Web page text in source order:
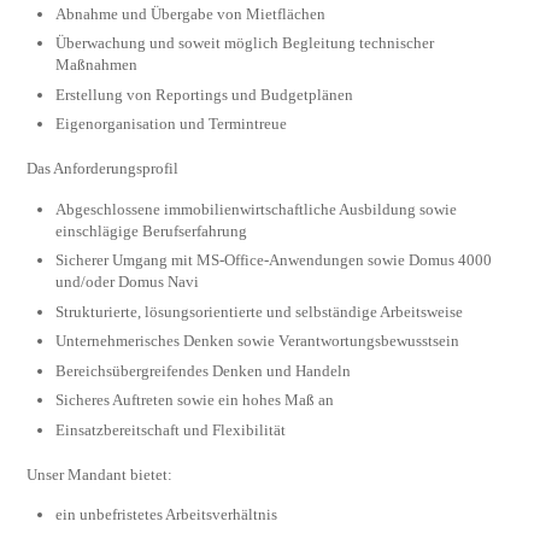
Abnahme und Übergabe von Mietflächen
Überwachung und soweit möglich Begleitung technischer
Maßnahmen
Erstellung von Reportings und Budgetplänen
Eigenorganisation und Termintreue
Das Anforderungsprofil
Abgeschlossene immobilienwirtschaftliche Ausbildung sowie
einschlägige Berufserfahrung
Sicherer Umgang mit MS-Office-Anwendungen sowie Domus 4000
und/oder Domus Navi
Strukturierte, lösungsorientierte und selbständige Arbeitsweise
Unternehmerisches Denken sowie Verantwortungsbewusstsein
Bereichsübergreifendes Denken und Handeln
Sicheres Auftreten sowie ein hohes Maß an
Einsatzbereitschaft und Flexibilität
Unser Mandant bietet:
ein unbefristetes Arbeitsverhältnis